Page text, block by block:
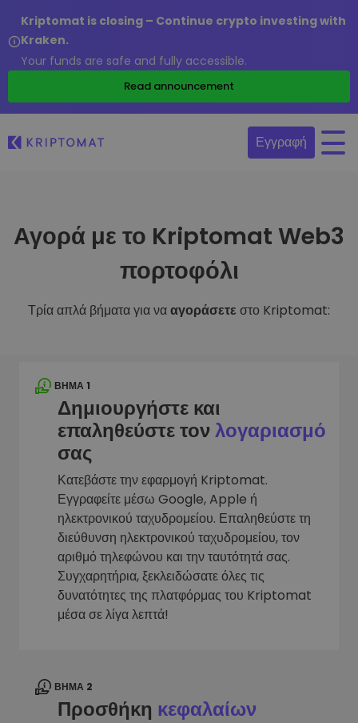
Kriptomat is closing – Continue crypto investing with
Kraken.
Your funds are safe and fully accessible.
Read announcement
Εγγραφή
Αγορά με το Kriptomat Web3
πορτοφόλι
Τρία απλά βήματα για νααγοράσετε στο Kriptomat:
ΒΉΜΑ 1
Δημιουργήστε και
επαληθεύστε τονλογαριασμό
σας
Κατεβάστε την εφαρμογή Kriptomat.
Εγγραφείτε μέσω Google, Apple ή
ηλεκτρονικού ταχυδρομείου. Επαληθεύστε τη
διεύθυνση ηλεκτρονικού ταχυδρομείου, τον
αριθμό τηλεφώνου και την ταυτότητά σας.
Συγχαρητήρια, ξεκλειδώσατε όλες τις
δυνατότητες της πλατφόρμας του Kriptomat
μέσα σε λίγα λεπτά!
ΒΉΜΑ 2
Προσθήκη κεφαλαίων